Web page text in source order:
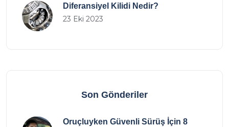
Diferansiyel Kilidi Nedir?
23 Eki 2023
Son Gönderiler
Oruçluyken Güvenli Sürüş İçin 8